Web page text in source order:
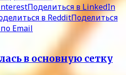
Поделиться в LinkedIn
в RedditПоделиться
Email
в основную сетку